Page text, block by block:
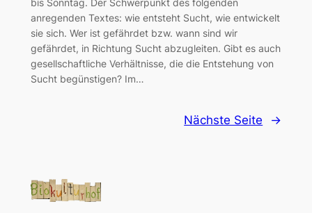
anregenden Textes: wie entsteht Sucht, wie entwickelt
sie sich. Wer ist gefährdet bzw. wann sind wir
gefährdet, in Richtung Sucht abzugleiten. Gibt es auch
gesellschaftliche Verhältnisse, die die Entstehung von
Sucht begünstigen? Im…
Nächste Seite →